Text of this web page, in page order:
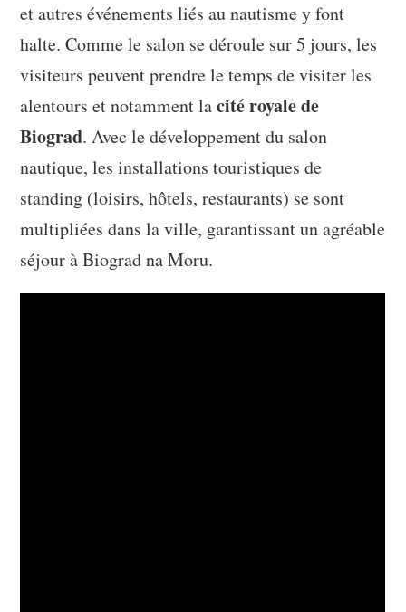
et autres événements liés au nautisme y font
halte. Comme le salon se déroule sur 5 jours, les
visiteurs peuvent prendre le temps de visiter les
alentours et notamment lacité royale de
Biograd. Avec le développement du salon
nautique, les installations touristiques de
standing (loisirs, hôtels, restaurants) se sont
multipliées dans la ville, garantissant un agréable
séjour à Biograd na Moru.